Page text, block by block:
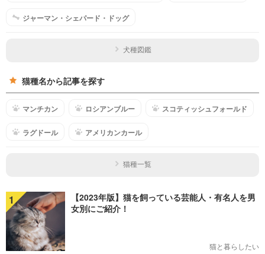
ジャーマン・シェパード・ドッグ
犬種図鑑
猫種名から記事を探す
マンチカン ロシアンブルー スコティッシュフォールド
ラグドール アメリカンカール
猫種一覧
1
【2023年版】猫を飼っている芸能人・有名人を男
女別にご紹介！
猫と暮らしたい